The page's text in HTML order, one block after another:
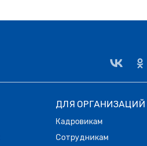
ДЛЯ ОРГАНИЗАЦИЙ
Кадровикам
Сотрудникам